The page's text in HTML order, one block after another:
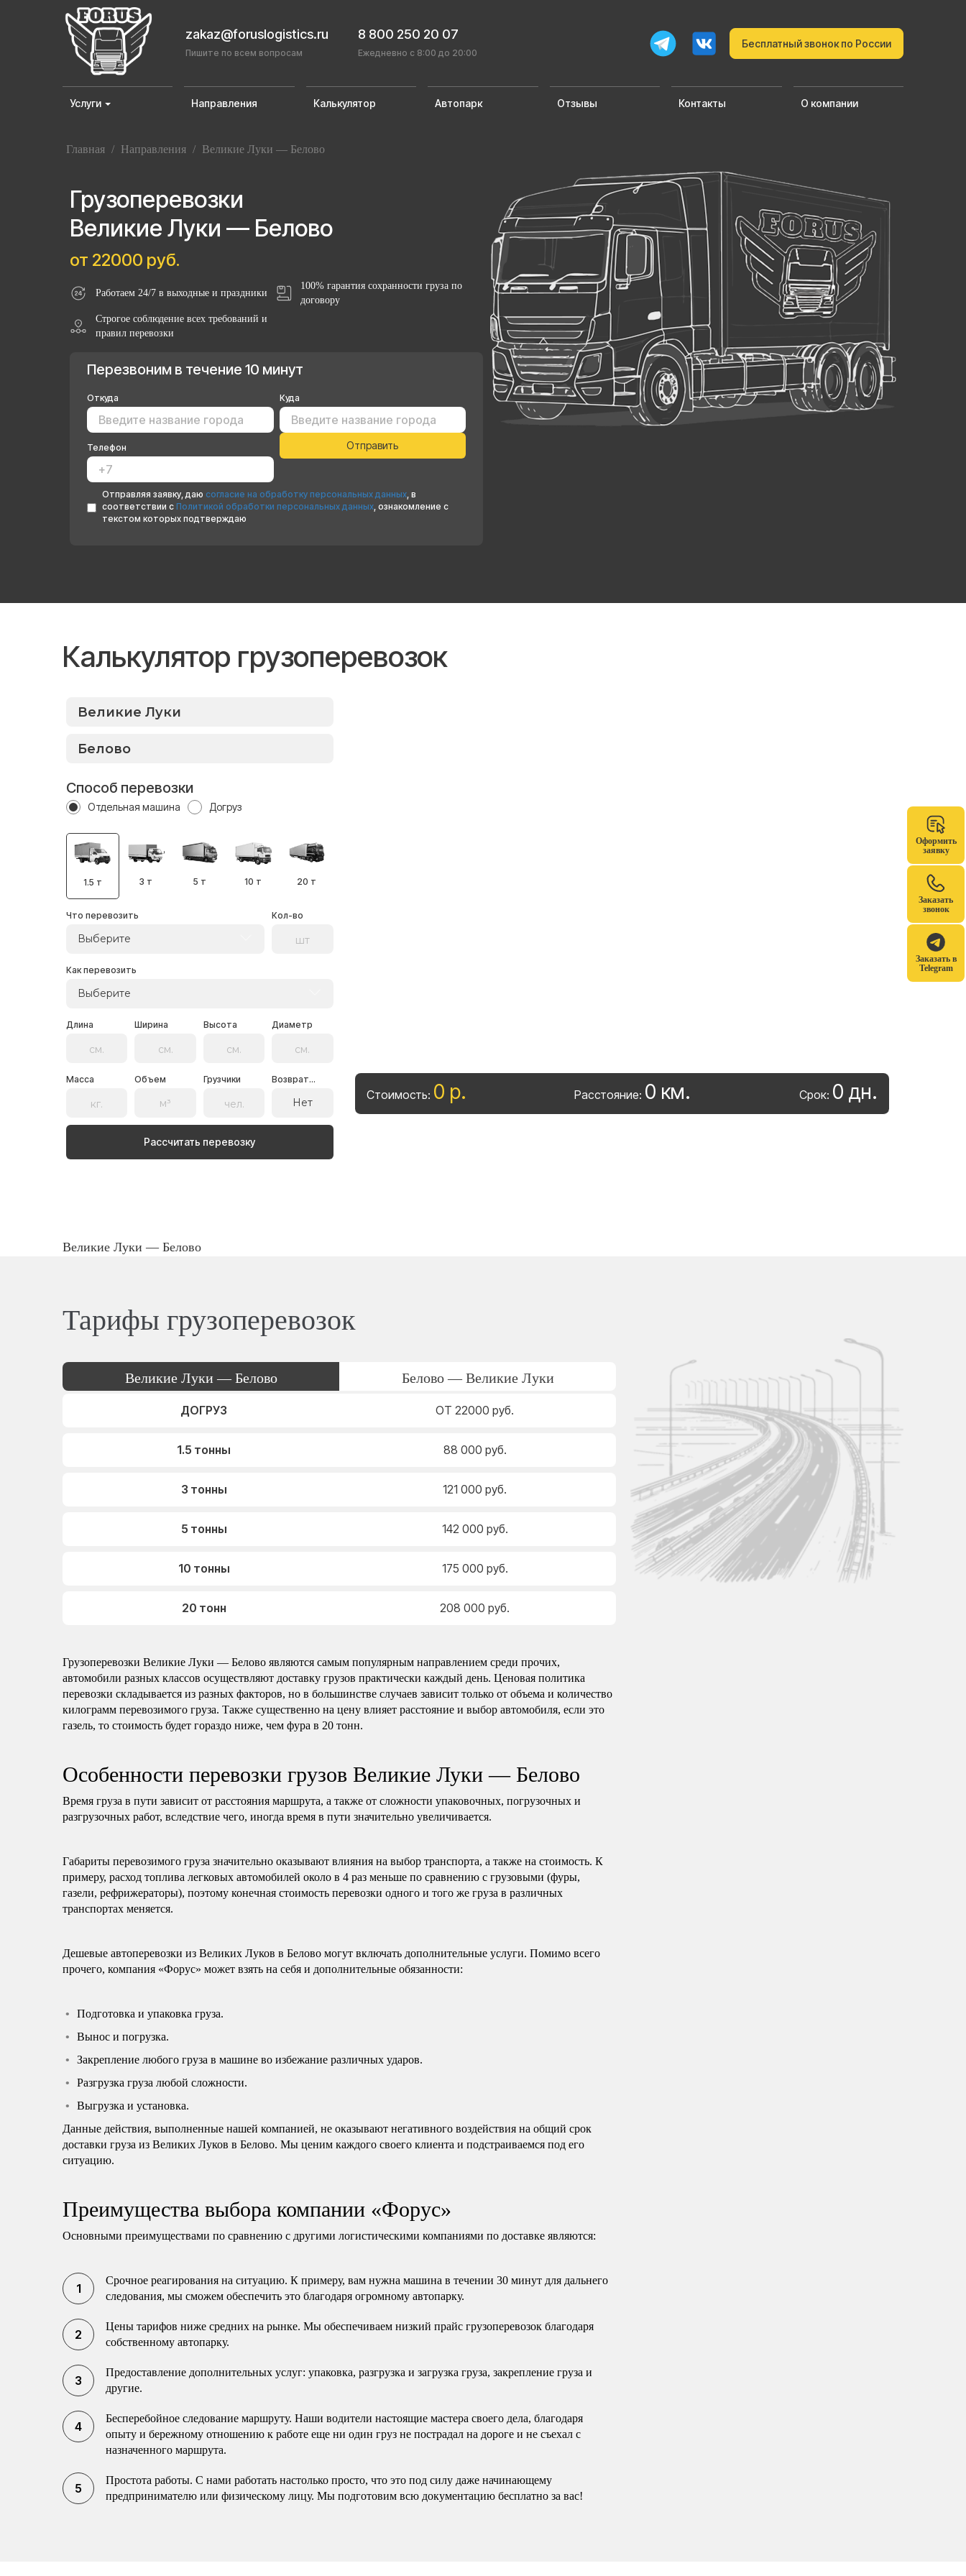
Оформить
заявку
Заказать
звонок
Заказать в
Telegram
zakaz@foruslogistics.ru
Пишите по всем вопросам
8 800 250 20 07
Ежедневно с 8:00 до 20:00
Бесплатный звонок по России
Услуги Направления Калькулятор Автопарк Отзывы Контакты О компании
Главная / Направления / Великие Луки — Белово
Грузоперевозки
Великие Луки — Белово
от 22000 руб.
Работаем 24/7 в выходные и праздники
100% гарантия сохранности груза по
договору
Строгое соблюдение всех требований и
правил перевозки
Перезвоним в течение 10 минут
Откуда Куда
Телефон
Отправляя заявку, даю согласие на обработку персональных данных, в
соответствии с Политикой обработки персональных данных, ознакомление с
текстом которых подтверждаю
Калькулятор грузоперевозок
Способ перевозки
Отдельная машина Догруз
1.5 т 3 т 5 т 10 т 20 т
Что перевозить
Выберите
Кол-во
Как перевозить
Выберите
Длина Ширина Высота Диаметр
Масса Объем Грузчики Возврат...
Нет
Рассчитать перевозку
Стоимость: 0 р. Расстояние: 0 км. Срок: 0 дн.
Великие Луки — Белово
Тарифы грузоперевозок
Великие Луки — Белово Белово — Великие Луки
ДОГРУЗ ОТ 22000 руб.
1.5 тонны 88 000 руб.
3 тонны 121 000 руб.
5 тонны 142 000 руб.
10 тонны 175 000 руб.
20 тонн 208 000 руб.
Грузоперевозки Великие Луки — Белово являются самым популярным направлением среди прочих,
автомобили разных классов осуществляют доставку грузов практически каждый день. Ценовая политика
перевозки складывается из разных факторов, но в большинстве случаев зависит только от объема и количество
килограмм перевозимого груза. Также существенно на цену влияет расстояние и выбор автомобиля, если это
газель, то стоимость будет гораздо ниже, чем фура в 20 тонн.
Особенности перевозки грузов Великие Луки — Белово
Время груза в пути зависит от расстояния маршрута, а также от сложности упаковочных, погрузочных и
разгрузочных работ, вследствие чего, иногда время в пути значительно увеличивается.
Габариты перевозимого груза значительно оказывают влияния на выбор транспорта, а также на стоимость. К
примеру, расход топлива легковых автомобилей около в 4 раз меньше по сравнению с грузовыми (фуры,
газели, рефрижераторы), поэтому конечная стоимость перевозки одного и того же груза в различных
транспортах меняется.
Дешевые автоперевозки из Великих Луков в Белово могут включать дополнительные услуги. Помимо всего
прочего, компания «Форус» может взять на себя и дополнительные обязанности:
Подготовка и упаковка груза.
Вынос и погрузка.
Закрепление любого груза в машине во избежание различных ударов.
Разгрузка груза любой сложности.
Выгрузка и установка.
Данные действия, выполненные нашей компанией, не оказывают негативного воздействия на общий срок
доставки груза из Великих Луков в Белово. Мы ценим каждого своего клиента и подстраиваемся под его
ситуацию.
Преимущества выбора компании «Форус»
Основными преимуществами по сравнению с другими логистическими компаниями по доставке являются:
Срочное реагирования на ситуацию. К примеру, вам нужна машина в течении 30 минут для дальнего
следования, мы сможем обеспечить это благодаря огромному автопарку.
Цены тарифов ниже средних на рынке. Мы обеспечиваем низкий прайс грузоперевозок благодаря
собственному автопарку.
Предоставление дополнительных услуг: упаковка, разгрузка и загрузка груза, закрепление груза и
другие.
Бесперебойное следование маршруту. Наши водители настоящие мастера своего дела, благодаря
опыту и бережному отношению к работе еще ни один груз не пострадал на дороге и не съехал с
назначенного маршрута.
Простота работы. С нами работать настолько просто, что это под силу даже начинающему
предпринимателю или физическому лицу. Мы подготовим всю документацию бесплатно за вас!